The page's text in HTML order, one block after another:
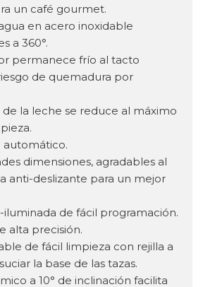
un café gourmet.
en acero inoxidable
a 360°.
permanece frío al tacto
de quemadura por
de la leche se reduce al máximo
automático.
dimensiones, agradables al
anti-deslizante para un mejor
de fácil programación.
alta precisión.
de fácil limpieza con rejilla a
la base de las tazas.
a 10° de inclinación facilita